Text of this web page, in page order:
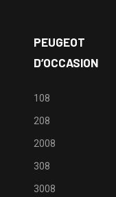
PEUGEOT
D’OCCASION
108
208
2008
308
3008